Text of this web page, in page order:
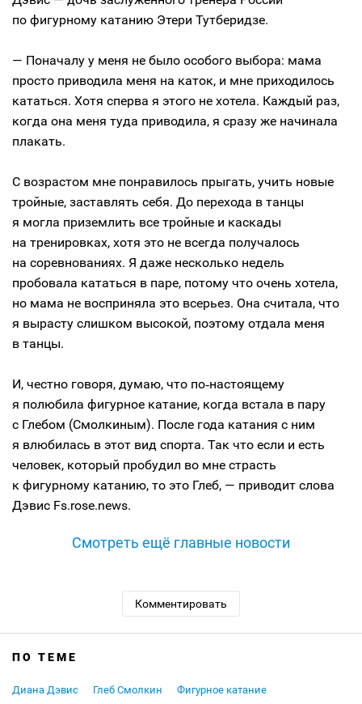
по фигурному катанию Этери Тутберидзе.
— Поначалу у меня не было особого выбора: мама
просто приводила меня на каток, и мне приходилось
кататься. Хотя сперва я этого не хотела. Каждый раз,
когда она меня туда приводила, я сразу же начинала
плакать.
С возрастом мне понравилось прыгать, учить новые
тройные, заставлять себя. До перехода в танцы
я могла приземлить все тройные и каскады
на тренировках, хотя это не всегда получалось
на соревнованиях. Я даже несколько недель
пробовала кататься в паре, потому что очень хотела,
но мама не восприняла это всерьез. Она считала, что
я вырасту слишком высокой, поэтому отдала меня
в танцы.
И, честно говоря, думаю, что по‑настоящему
я полюбила фигурное катание, когда встала в пару
с Глебом (Смолкиным). После года катания с ним
я влюбилась в этот вид спорта. Так что если и есть
человек, который пробудил во мне страсть
к фигурному катанию, то это Глеб, — приводит слова
Дэвис Fs.rose.news.
Смотреть ещё главные новости
Комментировать
ПО ТЕМЕ
Диана Дэвис Глеб Смолкин Фигурное катание